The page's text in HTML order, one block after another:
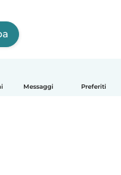
Messaggi Preferiti